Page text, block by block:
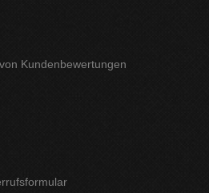
Kundenbewertungen